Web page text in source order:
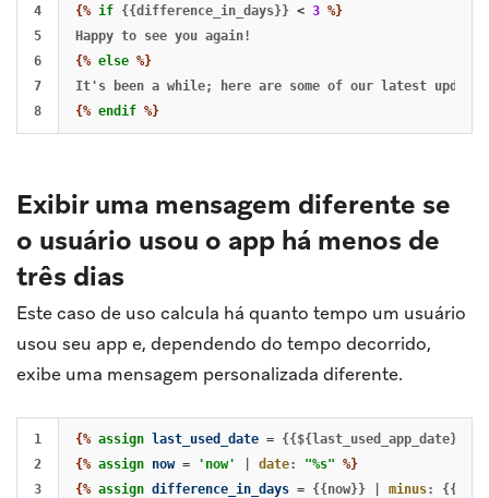
4
5
6
7
{% if {{difference_in_days}} < 3 %}
{% else %}
{% endif %}
Exibir uma mensagem diferente se
o usuário usou o app há menos de
três dias
Este caso de uso calcula há quanto tempo um usuário
usou seu app e, dependendo do tempo decorrido,
exibe uma mensagem personalizada diferente.
1
2
3
{% assign last_used_date = {{${last_used_app_date}}}
{% assign now = 'now' date: "%s" %}
{% assign difference_in_days = {{now}} minus: